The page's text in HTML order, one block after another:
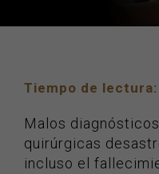
Tiempo de lectura:
Malos
quirúrgicas
incluso el